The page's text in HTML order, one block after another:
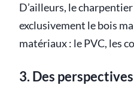
D’ailleurs, le
exclusivement le bois
matériaux : le PVC, les
3. Des